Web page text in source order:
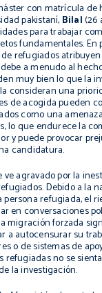
con matrícula de
pakistaní, Bilal(26
para trabajar
fundamentales. En
refugiados
a menudo al
muy bien lo que la
consideran una
de acogida pueden
como una
lo que endurece la
y puede provocar
candidatura.
ve agravado por la
Debido a la
refugiada, el
en conversaciones
migración forzada
a autocensurar su
o de sistemas de
refugiadas no se
la investigación.